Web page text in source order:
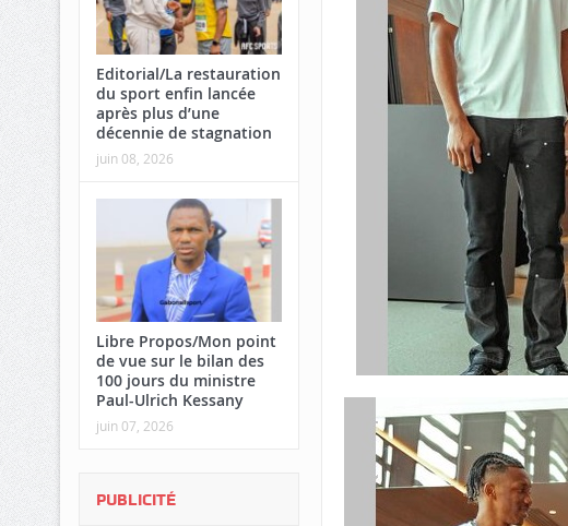
Editorial/La restauration
du sport enfin lancée
après plus d’une
décennie de stagnation
juin 08, 2026
Libre Propos/Mon point
de vue sur le bilan des
100 jours du ministre
Paul-Ulrich Kessany
juin 07, 2026
PUBLICITÉ